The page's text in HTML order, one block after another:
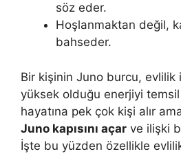
söz eder.
Hoşlanmaktan değil,
bahseder.
Bir kişinin Juno burcu, evlilik
yüksek olduğu enerjiyi
hayatına pek çok kişi alır
Juno kapısını açar ve ilişki
İşte bu yüzden özellikle